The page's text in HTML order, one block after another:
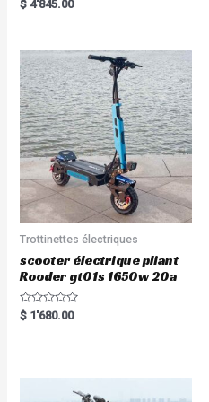
5.00
$ 4'845.00
Trottinettes électriques
scooter électrique pliant
Rooder gt01s 1650w 20a
R
a
$ 1'680.00